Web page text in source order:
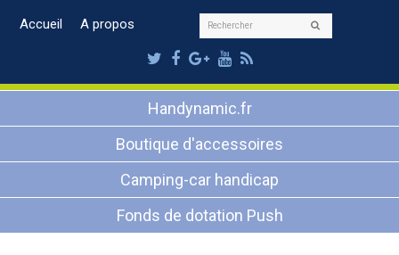
Accueil A propos Rechercher
Twitter
Facebook
Google
Plus
Youtube
RSS
Handynamic.fr
Boutique d'accessoires
Camping-car handicap
Fonds de dotation Push